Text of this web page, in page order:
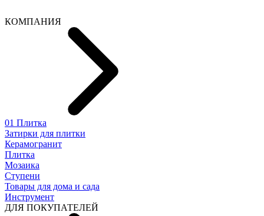
КОМПАНИЯ
01 Плитка
Затирки для плитки
Керамогранит
Плитка
Мозаика
Ступени
Товары для дома и сада
Инструмент
ДЛЯ ПОКУПАТЕЛЕЙ